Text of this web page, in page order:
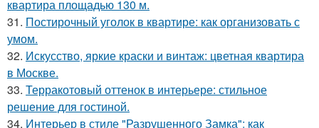
квартира площадью 130 м.
31. Постирочный уголок в квартире: как организовать с
умом.
32. Искусство, яркие краски и винтаж: цветная квартира
в Москве.
33. Терракотовый оттенок в интерьере: стильное
решение для гостиной.
34. Интерьер в стиле "Разрушенного Замка": как